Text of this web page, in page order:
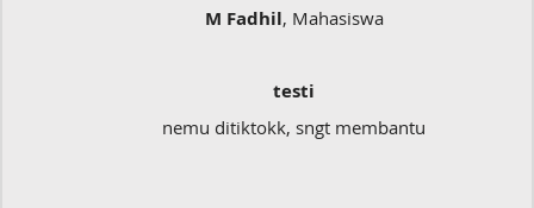
M Fadhil, Mahasiswa
testi
nemu ditiktokk, sngt membantu